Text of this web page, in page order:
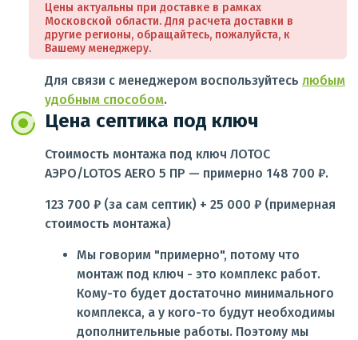
Цены актуальны при доставке в рамках
Московской области. Для расчета доставки в
другие регионы, обращайтесь, пожалуйста, к
Вашему менеджеру.
Для связи с менеджером воспользуйтесь любым
удобным способом.
Цена септика под ключ
Стоимость монтажа под ключ ЛОТОС
АЭРО/LOTOS AERO 5 ПР — примерно 148 700 ₽.
123 700 ₽ (за сам септик) + 25 000 ₽ (примерная
стоимость монтажа)
Мы говорим "примерно", потому что
монтаж под ключ - это комплекс работ.
Кому-то будет достаточно минимального
комплекса, а у кого-то будут необходимы
дополнительные работы. Поэтому мы